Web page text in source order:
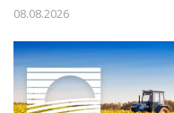
08.08.2026